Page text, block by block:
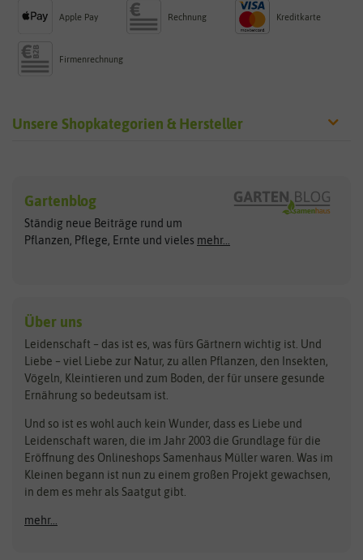
Apple Pay Rechnung Kreditkarte
Firmenrechnung
Unsere Shopkategorien & Hersteller
Exotische Samen
Gemüsesamen
Gründünger
Kräutersamen
Obstsamen
Pilzbrut
Rasensamen
Steckzwiebeln
Zimmer & Kübelpflanzen
Kataloge
Schnäppchen
Anzucht & Gartenzubehör
Anzuchtschalen
Arche Noah
ASB Greenworld
Benary
Bingenheimer Saatgut
Bionana
BIOWOL
Blumicorn
Bûten Birds
Clever Pots
COMPO
Dürr-Samen
Feldsaaten Freudenberger
Fertil
Flora Elite
Gartenblog
Ständig neue Beiträge rund um
Pflanzen, Pflege, Ernte und vieles mehr...
Über uns
Leidenschaft – das ist es, was fürs Gärtnern wichtig ist. Und
Liebe – viel Liebe zur Natur, zu allen Pflanzen, den Insekten,
Vögeln, Kleintieren und zum Boden, der für unsere gesunde
Ernährung so bedeutsam ist.
Und so ist es wohl auch kein Wunder, dass es Liebe und
Leidenschaft waren, die im Jahr 2003 die Grundlage für die
Eröffnung des Onlineshops Samenhaus Müller waren. Was im
Kleinen begann ist nun zu einem großen Projekt gewachsen,
in dem es mehr als Saatgut gibt.
mehr...